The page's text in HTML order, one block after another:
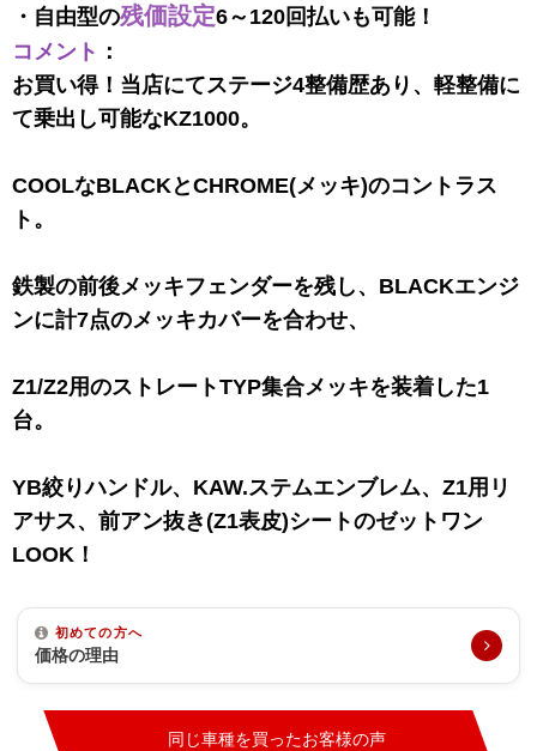
・自由型の残価設定6～120回払いも可能！
コメント ：
お買い得！当店にてステージ4整備歴あり、軽整備に
て乗出し可能なKZ1000。
COOLなBLACKとCHROME(メッキ)のコントラス
ト。
鉄製の前後メッキフェンダーを残し、BLACKエンジ
ンに計7点のメッキカバーを合わせ、
Z1/Z2用のストレートTYP集合メッキを装着した1
台。
YB絞りハンドル、KAW.ステムエンブレム、Z1用リ
アサス、前アン抜き(Z1表皮)シートのゼットワン
LOOK！
初めての方へ
価格の理由
同じ車種を買ったお客様の声